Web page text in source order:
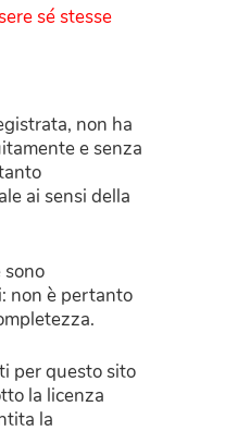
sé stesse
non ha
e senza
ai sensi della
non è pertanto
per questo sito
la licenza
la